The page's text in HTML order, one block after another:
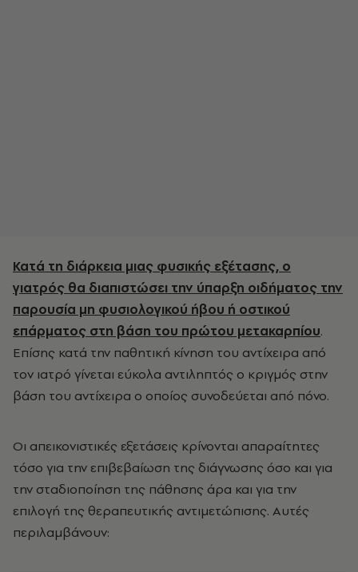
Κατά τη διάρκεια μιας φυσικής εξέτασης, ο
γιατρός θα διαπιστώσει την ύπαρξη οιδήματος την
παρουσία μη φυσιολογικού ήβου ή οστικού
επάρματος στη βάση του πρώτου μετακαρπίου.
Επίσης κατά την παθητική κίνηση του αντίχειρα από
τον ιατρό γίνεται εύκολα αντιληπτός ο κριγμός στην
βάση του αντίχειρα ο οποίος συνοδεύεται από πόνο.
Οι απεικονιστικές εξετάσεις κρίνονται απαραίτητες
τόσο για την επιβεβαίωση της διάγνωσης όσο και για
την σταδιοποίηση της πάθησης άρα και για την
επιλογή της θεραπευτικής αντιμετώπισης. Αυτές
περιλαμβάνουν: